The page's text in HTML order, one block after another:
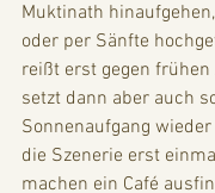
Muktinath
oder per Sänfte
reißt erst gegen frühen
setzt dann aber auch
Sonnenaufgang
die Szenerie erst
machen ein Café